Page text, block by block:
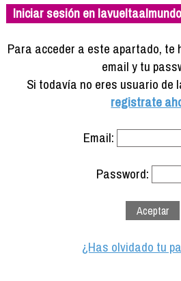
Libros
Compañeros de viaje
Info viajeros
Iniciar sesión en
Para acceder a este apartado, te
email y tu
Si todavía no eres usuario de
registrate
Email:
Password:
¿Has olvidado tu